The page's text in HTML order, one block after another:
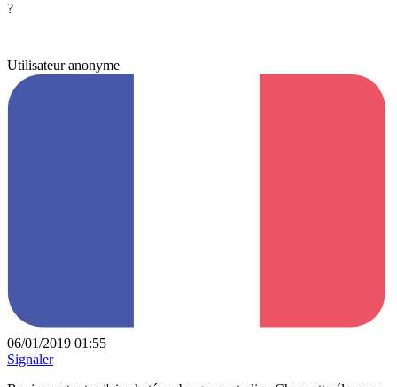
?
Utilisateur anonyme
06/01/2019 01:55
Signaler